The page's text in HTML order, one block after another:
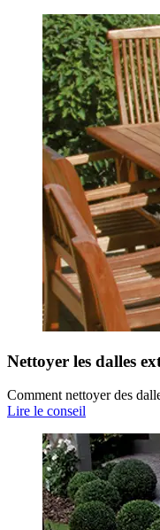
Nettoyer les dalles
Comment nettoyer des
Lire le conseil